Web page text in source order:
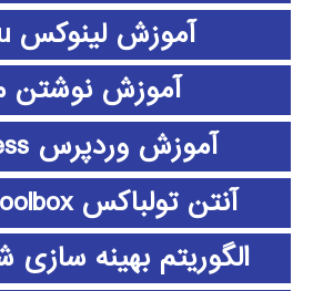
آموزش لینوکس ubuntu
آموزش نوشتن
آموزش وردپرس wordpress
آنتن تولباکس antenna toolbox
الگوریتم بهینه سازی